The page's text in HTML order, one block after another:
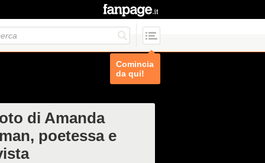
Comincia
da qui!
di Amanda
poetessa e